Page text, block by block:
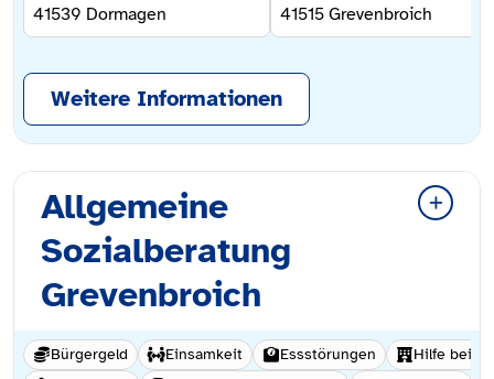
41539 Dormagen
41515 Grevenbroich
Weitere Informationen
Allgemeine
Sozialberatung
Grevenbroich
Bürgergeld Einsamkeit Essstörungen
Hilfe beim